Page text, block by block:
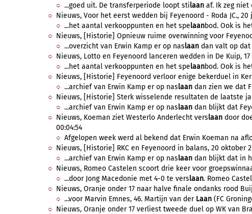
...goed uit. De transferperiode loopt stilaan af. Ik zeg niet
Nieuws, Voor het eerst wedden bij Feyenoord - Roda JC., 20
...het aantal verkooppunten en het spelaanbod. Ook is
Nieuws, [Historie] Opnieuw ruime overwinning voor
...overzicht van Erwin Kamp er op naslaan dan valt op
Nieuws, Lotto en Feyenoord lanceren wedden in De Kuip, 17
...het aantal verkooppunten en het spelaanbod. Ook is
Nieuws, [Historie] Feyenoord verloor enige bekerduel in
...archief van Erwin Kamp er op naslaan dan zien we dat
Nieuws, [Historie] Sterk wisselende resultaten de laatste
...archief van Erwin Kamp er op naslaan dan blijkt dat
Nieuws, Koeman ziet Westerlo Anderlecht verslaan door
00:04:54
Afgelopen week werd al bekend dat Erwin Koeman na
Nieuws, [Historie] RKC en Feyenoord in balans, 20 oktober
...archief van Erwin Kamp er op naslaan dan blijkt dat in
Nieuws, Romeo Castelen scoort drie keer voor
...door Jong Macedonie met 4-0 te verslaan. Romeo
Nieuws, Oranje onder 17 naar halve finale ondanks rood
...voor Marvin Emnes, 46. Martijn van der Laan (FC
Nieuws, Oranje onder 17 verliest tweede duel op WK van